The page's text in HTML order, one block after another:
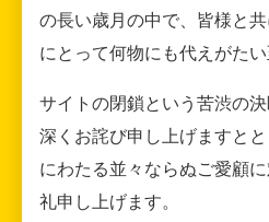
の長い歳月の中で、皆様と
にとって何物にも代えがたい
サイトの閉鎖という苦渋の決
深くお詫び申し上げますと
にわたる並々ならぬご愛顧
礼申し上げます。